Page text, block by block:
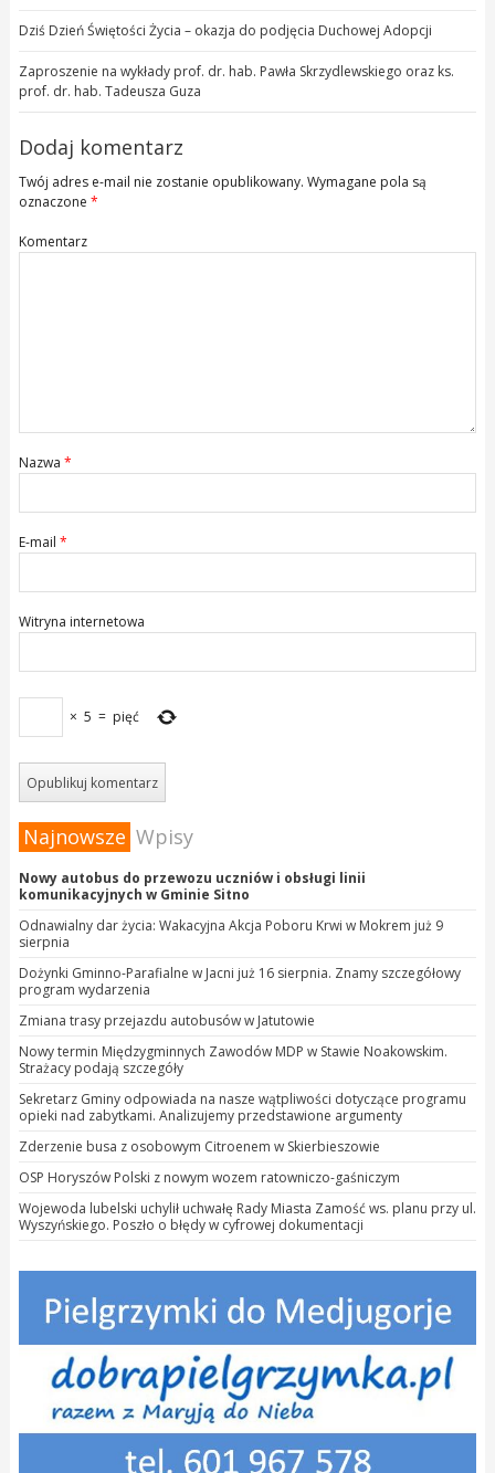
Dziś Dzień Świętości Życia – okazja do podjęcia Duchowej Adopcji
Zaproszenie na wykłady prof. dr. hab. Pawła Skrzydlewskiego oraz ks.
prof. dr. hab. Tadeusza Guza
Dodaj komentarz
Twój adres e-mail nie zostanie opublikowany. Wymagane pola są
oznaczone *
Komentarz
Nazwa *
E-mail *
Witryna internetowa
× 5 = pięć
Najnowsze Wpisy
Nowy autobus do przewozu uczniów i obsługi linii
komunikacyjnych w Gminie Sitno
Odnawialny dar życia: Wakacyjna Akcja Poboru Krwi w Mokrem już 9
sierpnia
Dożynki Gminno-Parafialne w Jacni już 16 sierpnia. Znamy szczegółowy
program wydarzenia
Zmiana trasy przejazdu autobusów w Jatutowie
Nowy termin Międzygminnych Zawodów MDP w Stawie Noakowskim.
Strażacy podają szczegóły
Sekretarz Gminy odpowiada na nasze wątpliwości dotyczące programu
opieki nad zabytkami. Analizujemy przedstawione argumenty
Zderzenie busa z osobowym Citroenem w Skierbieszowie
OSP Horyszów Polski z nowym wozem ratowniczo-gaśniczym
Wojewoda lubelski uchylił uchwałę Rady Miasta Zamość ws. planu przy ul.
Wyszyńskiego. Poszło o błędy w cyfrowej dokumentacji